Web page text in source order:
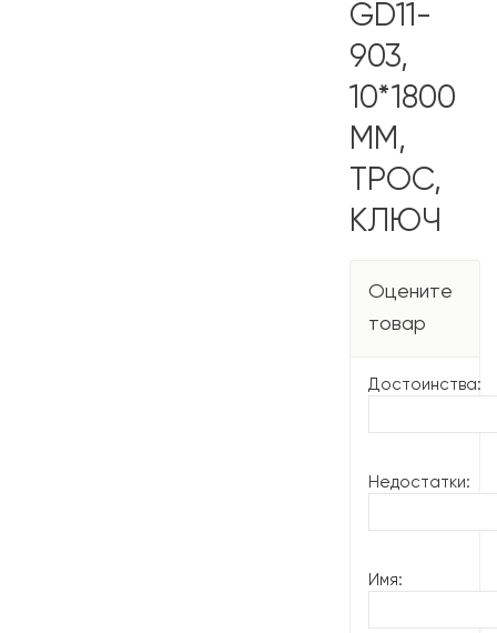
GD11-
903,
10*1800
ММ,
ТРОС,
КЛЮЧ
Оцените
товар
Достоинства:
Недостатки:
Имя: